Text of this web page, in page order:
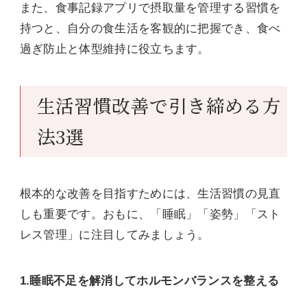
また、食事記録アプリで摂取量を管理する習慣を
持つと、自分の食生活を客観的に把握でき、食べ
過ぎ防止と体型維持に役立ちます。
生活習慣改善で引き締める方
法3選
根本的な改善を目指すためには、生活習慣の見直
しも重要です。おもに、「睡眠」「姿勢」「スト
レス管理」に注目してみましょう。
1.睡眠不足を解消してホルモンバランスを整える